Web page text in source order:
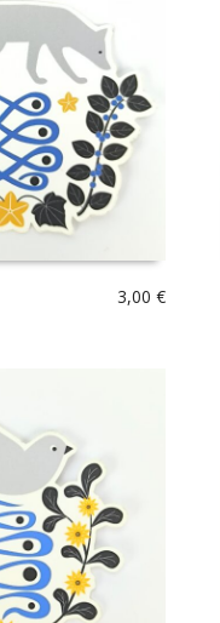
3,00€